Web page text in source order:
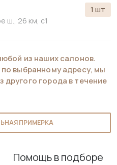
ш., 26 км, с1
1 шт
из наших салонов.
выбранному адресу, мы
другого города в течение
ПРИМЕРКА
Помощь в подборе